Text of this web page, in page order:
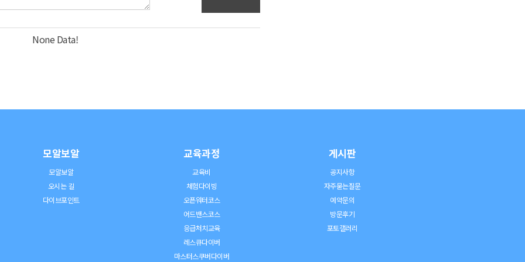
None Data!
모알보알
모알보알
오시는 길
다이브포인트
교육과정
교육비
체험다이빙
오픈워터코스
어드밴스코스
응급처치교육
레스큐다이버
마스터스쿠버다이버
게시판
공지사항
자주묻는질문
예약문의
방문후기
포토갤러리